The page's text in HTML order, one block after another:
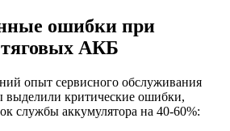
ошибки при
тяговых АКБ
опыт сервисного обслуживания
выделили критические ошибки,
службы аккумулятора на 40-60%: